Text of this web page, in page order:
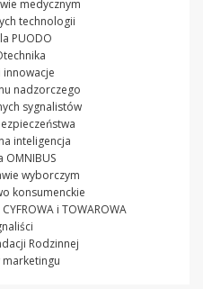
medycznym
technologii
PUODO
innowacje
nadzorczego
sygnalistów
inteligencja
OMNIBUS
wyborczym
konsumenckie
i TOWAROWA
Rodzinnej
marketingu